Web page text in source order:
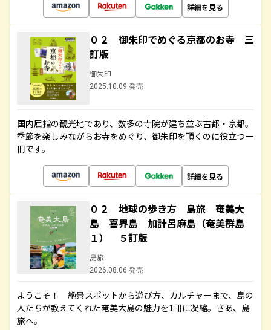
詳細を見る
０２ 御朱印でめぐる京都のお寺 三
訂版
御朱印
2025.10.09 発売
国内屈指の観光地であり、数多の寺院が建ち並ぶ古都・京都。
季節を楽しみながらお寺をめぐり、御朱印を頂くのに役立つ一
冊です。
詳細を見る
０２ 地球の歩き方 島旅 奄美大
島 喜界島 加計呂麻島（奄美群島
１） ５訂版
島旅
2026.08.06 発売
ようこそ！ 絶景スポットから遊び方、カルチャーまで、島の
人たちが教えてくれた奄美大島の魅力を1冊に凝縮。さあ、島
旅へ。